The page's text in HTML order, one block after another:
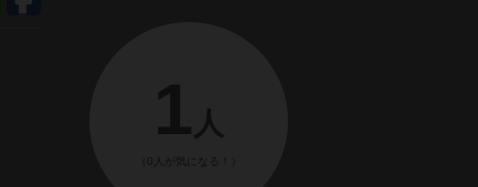
1 人
（0人が気になる！）